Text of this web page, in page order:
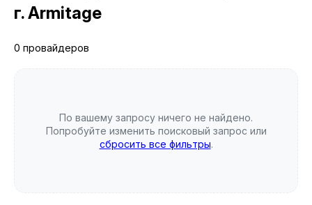
г. Armitage
0 провайдеров
По вашему запросу ничего не найдено.
Попробуйте изменить поисковый запрос или
сбросить все фильтры.